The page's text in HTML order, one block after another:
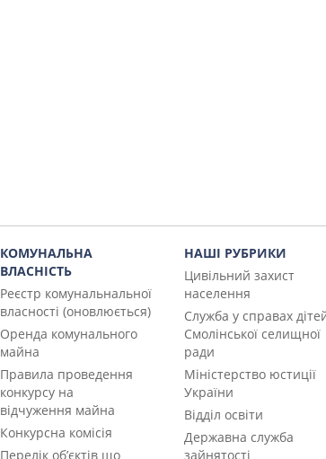
КОМУНАЛЬНА
ВЛАСНІСТЬ
Реєстр комунальнальної
власності (оновлюється)
Оренда комунального
майна
Правила проведення
конкурсу на
відчуження майна
Конкурсна комісія
Перелік об’єктів що
НАШІ РУБРИКИ
Цивільний захист
населення
Служба у справах
Смолінської селищної
ради
Міністерство юстиції
України
Відділ освіти
Державна служба
зайнятості